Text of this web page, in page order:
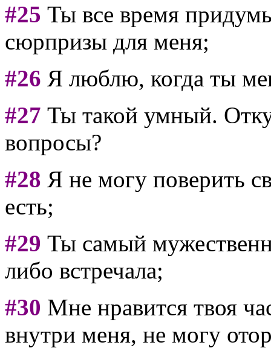
#25 Ты все время
сюрпризы для меня;
#26 Я люблю, когда ты
#27 Ты такой умный.
вопросы?
#28 Я не могу поверить
есть;
#29 Ты самый
либо встречала;
#30 Мне нравится твоя
внутри меня, не могу